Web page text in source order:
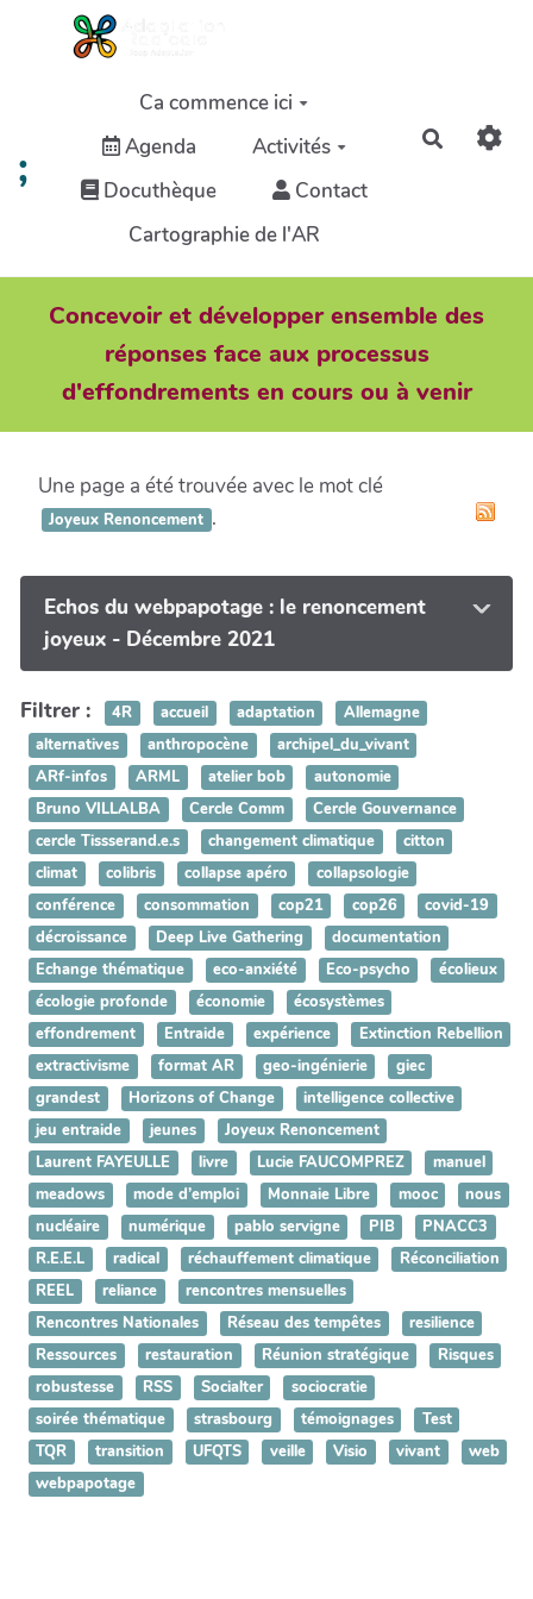
Aller au contenu principal
;
Ca commence ici
Agenda
Activités
Docuthèque
Contact
Cartographie de l'AR
Concevoir et développer ensemble des
réponses face aux processus
d'effondrements en cours ou à venir
Une page a été trouvée avec le mot clé
Joyeux Renoncement .
Echos du webpapotage : le renoncement
joyeux - Décembre 2021
Filtrer : 4R accueil adaptation
Allemagne
alternatives
anthropocène
archipel_du_vivant
ARf-infos
ARML atelier bob
autonomie
Bruno VILLALBA
Cercle Comm
Cercle Gouvernance
cercle Tissserand.e.s
changement climatique
citton
climat
colibris collapse apéro
collapsologie
conférence
consommation cop21 cop26
covid-19
décroissance
Deep Live Gathering
documentation
Echange thématique
eco-anxiété Eco-psycho
écolieux
écologie profonde
économie
écosystèmes
effondrement
Entraide expérience
Extinction Rebellion
extractivisme
format AR geo-ingénierie
giec
grandest
Horizons of Change
intelligence collective
jeu entraide
jeunes
Joyeux Renoncement
Laurent FAYEULLE
livre Lucie FAUCOMPREZ
manuel
meadows
mode d’emploi Monnaie Libre mooc
nous
nucléaire
numérique pablo servigne PIB
PNACC3
R.E.E.L
radical réchauffement climatique
Réconciliation
REEL
reliance
rencontres mensuelles
Rencontres Nationales
Réseau des tempêtes
resilience
Ressources
restauration Réunion stratégique
Risques
robustesse
RSS Socialter
sociocratie
soirée thématique
strasbourg témoignages
Test
TQR
transition UFQTS veille Visio vivant
web
webpapotage